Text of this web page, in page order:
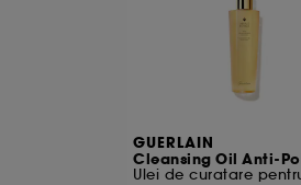
GUERLAIN
Cleansing Oil Anti-
Ulei de curatare